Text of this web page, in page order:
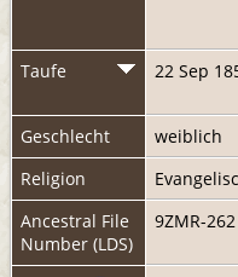
Taufe
22 Sep
Geschlecht
weiblich
Religion
Ancestral File
Number (LDS)
9ZMR-262